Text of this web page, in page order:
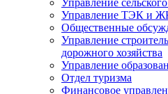
Управление сельского
Управление ТЭК и
Общественные
Управление
дорожного хозяйства
Управление
Отдел туризма
Финансовое